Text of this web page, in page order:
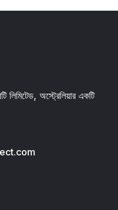
লিমিটেড, অস্ট্রেলিয়ার একটি